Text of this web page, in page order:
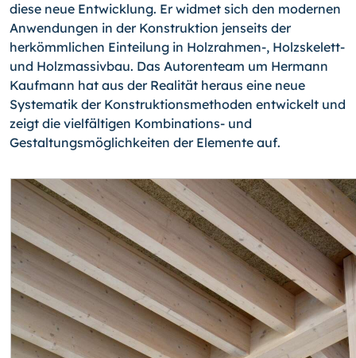
diese neue Entwicklung. Er widmet sich den modernen
Anwendungen in der Konstruktion jenseits der
herkömmlichen Einteilung in Holzrahmen-, Holzskelett-
und Holzmassivbau. Das Autorenteam um Hermann
Kaufmann hat aus der Realität heraus eine neue
Systematik der Konstruktionsmethoden entwickelt und
zeigt die vielfältigen Kombinations- und
Gestaltungsmöglichkeiten der Elemente auf.